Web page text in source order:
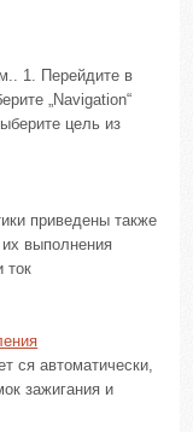
1. Перейдите в
„Navigation“
цель из
приведены также
их выполнения
ток
ся автоматически,
зажигания и